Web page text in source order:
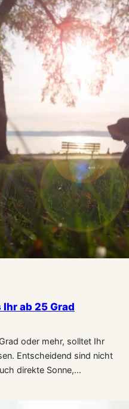
ab 25 Grad
oder mehr, solltet Ihr
Entscheidend sind nicht
direkte Sonne,…